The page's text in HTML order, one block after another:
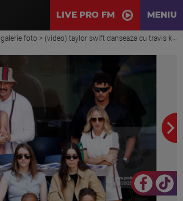
LIVE PRO FM MENIU
galerie foto > (video) taylor swift danseaza cu travis kelce pe ritmurile lui bad bunny la us open